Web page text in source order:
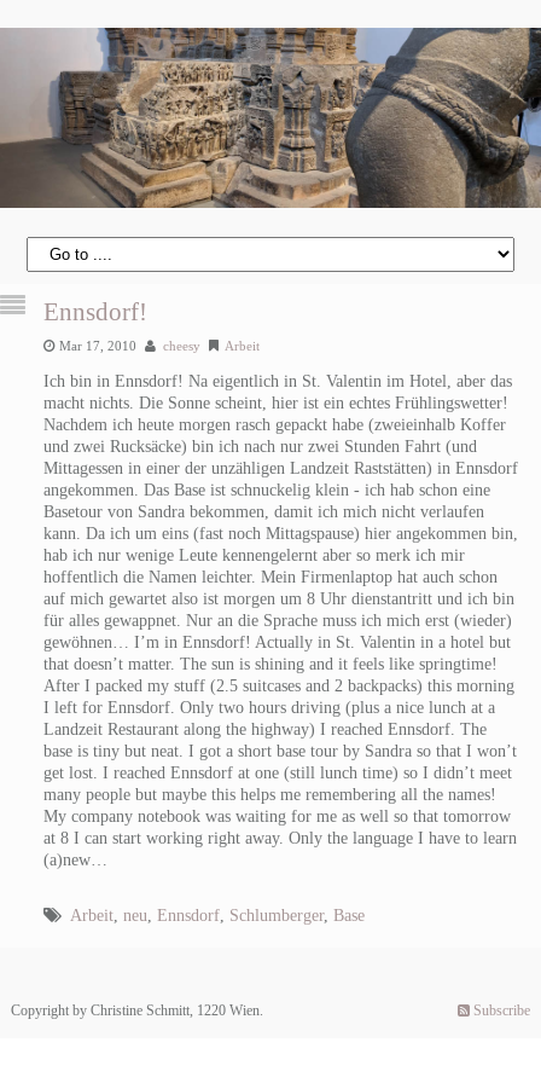
Ennsdorf!
Mar 17, 2010 cheesy Arbeit
Ich bin in Ennsdorf! Na eigentlich in St. Valentin im Hotel, aber das
macht nichts. Die Sonne scheint, hier ist ein echtes Frühlingswetter!
Nachdem ich heute morgen rasch gepackt habe (zweieinhalb Koffer
und zwei Rucksäcke) bin ich nach nur zwei Stunden Fahrt (und
Mittagessen in einer der unzähligen Landzeit Raststätten) in Ennsdorf
angekommen. Das Base ist schnuckelig klein - ich hab schon eine
Basetour von Sandra bekommen, damit ich mich nicht verlaufen
kann. Da ich um eins (fast noch Mittagspause) hier angekommen bin,
hab ich nur wenige Leute kennengelernt aber so merk ich mir
hoffentlich die Namen leichter. Mein Firmenlaptop hat auch schon
auf mich gewartet also ist morgen um 8 Uhr dienstantritt und ich bin
für alles gewappnet. Nur an die Sprache muss ich mich erst (wieder)
gewöhnen… I’m in Ennsdorf! Actually in St. Valentin in a hotel but
that doesn’t matter. The sun is shining and it feels like springtime!
After I packed my stuff (2.5 suitcases and 2 backpacks) this morning
I left for Ennsdorf. Only two hours driving (plus a nice lunch at a
Landzeit Restaurant along the highway) I reached Ennsdorf. The
base is tiny but neat. I got a short base tour by Sandra so that I won’t
get lost. I reached Ennsdorf at one (still lunch time) so I didn’t meet
many people but maybe this helps me remembering all the names!
My company notebook was waiting for me as well so that tomorrow
at 8 I can start working right away. Only the language I have to learn
(a)new…
Arbeit, neu Ennsdorf, Schlumberger, Base
Copyright by Christine Schmitt, 1220 Wien. Subscribe